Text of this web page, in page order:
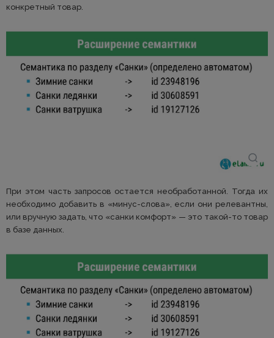
конкретный товар.
При этом часть запросов остается необработанной. Тогда их
необходимо добавить в «минус-слова», если они релевантны,
или вручную задать, что «санки комфорт» — это такой-то товар
в базе данных.